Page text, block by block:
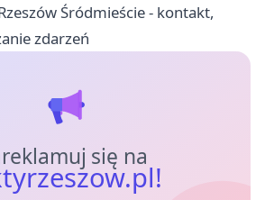
Śródmieście - kontakt,
zdarzeń
się na